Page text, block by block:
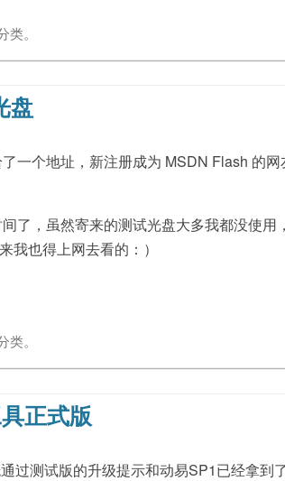
类。
盘
一个地址，新注册成为 MSDN Flash 的
了，虽然寄来的测试光盘大多我都没使用
我也得上网去看的：）
类。
正式版
过测试版的升级提示和动易SP1已经拿到